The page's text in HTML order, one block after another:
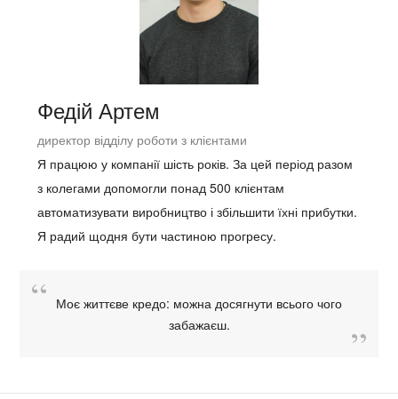
Федій Артем
директор відділу роботи з клієнтами
Я працюю у компанії шість років. За цей період разом
з колегами допомогли понад 500 клієнтам
автоматизувати виробництво і збільшити їхні прибутки.
Я радий щодня бути частиною прогресу.
Моє життєве кредо: можна досягнути всього чого
забажаєш.